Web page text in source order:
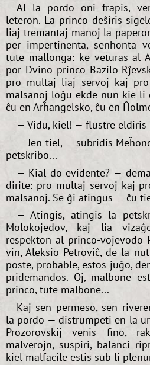
Al la pordo oni frapis,
leteron. La princo deŝiris
liaj tremantaj manoj la
per impertinenta, senhonta
tute mallonga: ke veturas al
por Dvino princo Bazilo
pro multaj liaj servoj kaj
malsanoj loĝu ekde nun kie
ĉu en Arĥangelsko, ĉu en
— Vidu, kiel! — flustre eldiris
— Jen tiel, — subridis
petskribo...
— Kial do evidente? —
dirite: pro multaj servoj kaj
malsanoj. Se ĝi atingus — ĉu
— Atingis, atingis la
Molokojedov, kaj lia
respekton al princo-vojevodo
vin, Aleksio Petroviĉ, de la
poste, probable, estos juĝo,
pridemandos. Oj, malbone
princo, tute malbone...
Kaj sen permeso, sen
la pordo — distrumpeti en la
Prozorovskij venis fino,
malverojn, suspiri, balanci
kiel malfacile estis sub li